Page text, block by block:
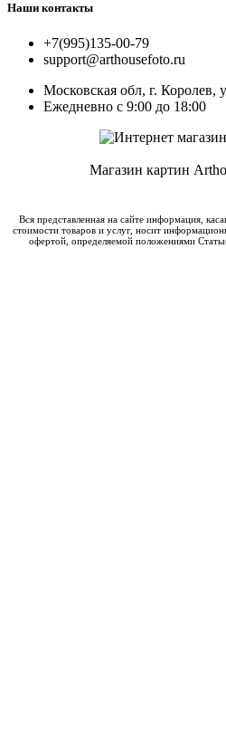
Наши контакты
+7(995)135-00-79
support@arthousefoto.ru
Московская обл, г. Королев,
Ежедневно с 9:00 до 18:00
Магазин картин
Вся представленная на сайте информация,
стоимости товаров и услуг, носит
офертой, определяемой положениями